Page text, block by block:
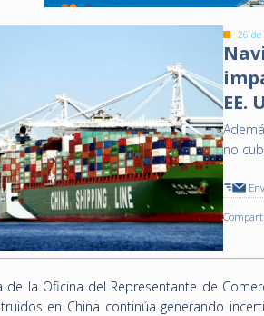
26
EE.
no
de la Oficina del Representante de
en China continúa generando